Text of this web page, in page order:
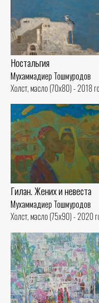
Ностальгия
Мухаммадиер Тошмуродов
Холст, масло (70x80) - 2018
Гилан. Жених и невеста
Мухаммадиер Тошмуродов
Холст, масло (75x90) - 2020